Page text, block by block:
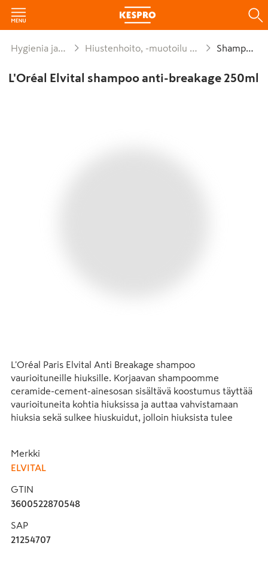
Hygienia ja siivous Hiustenhoito, -muotoilu ja -välineet Shampoot
L'Oréal Elvital shampoo anti-breakage 250ml
L'Oréal Paris Elvital Anti Breakage shampoo
vaurioituneille hiuksille. Korjaavan shampoomme
ceramide-cement-ainesosan sisältävä koostumus täyttää
vaurioituneita kohtia hiuksissa ja auttaa vahvistamaan
hiuksia sekä sulkee hiuskuidut, jolloin hiuksista tulee
hiusnaamio.
- Korjaa ja vahvistaa hiusten pintaa
- Koostumus sisältää ceramide-cement-ainesosan
- Sileämmät ja kiiltävämmät hiukset
Merkki
ELVITAL
GTIN
3600522870548
SAP
21254707